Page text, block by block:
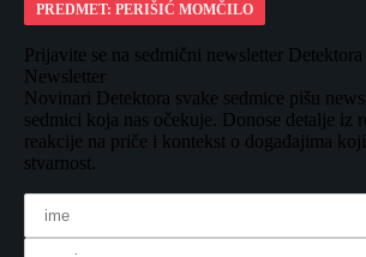
PREDMET: PERIŠIĆ MOMČILO
Prijavite se na sedmični newsletter Detektora
Newsletter
Novinari Detektora svake sedmice pišu
sedmici koja nas očekuje. Donose detalje iz
reakcije na priče i kontekst o događajima
stvarnost.